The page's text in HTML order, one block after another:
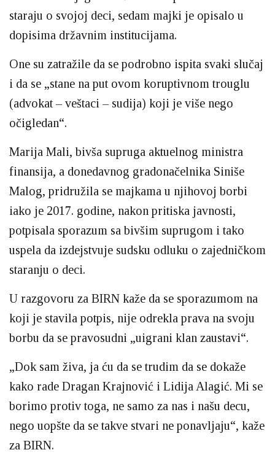
staraju o svojoj deci, sedam majki je opisalo u
dopisima državnim institucijama.
One su zatražile da se podrobno ispita svaki slučaj
i da se „stane na put ovom koruptivnom trouglu
(advokat – veštaci – sudija) koji je više nego
očigledan“.
Marija Mali, bivša supruga aktuelnog ministra
finansija, a donedavnog gradonačelnika Siniše
Malog, pridružila se majkama u njihovoj borbi
iako je 2017. godine, nakon pritiska javnosti,
potpisala sporazum sa bivšim suprugom i tako
uspela da izdejstvuje sudsku odluku o zajedničkom
staranju o deci.
U razgovoru za BIRN kaže da se sporazumom na
koji je stavila potpis, nije odrekla prava na svoju
borbu da se pravosudni „uigrani klan zaustavi“.
„Dok sam živa, ja ću da se trudim da se dokaže
kako rade Dragan Krajnović i Lidija Alagić. Mi se
borimo protiv toga, ne samo za nas i našu decu,
nego uopšte da se takve stvari ne ponavljaju“, kaže
za BIRN.